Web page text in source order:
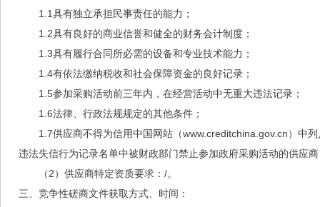
1.1具有独立承担民事责任的能力；
1.2具有良好的商业信誉和健全的财务会计制度；
1.3具有履行合同所必需的设备和专业技术能力；
1.4有依法缴纳税收和社会保障资金的良好记录；
1.5参加采购活动前三年内，在经营活动中无重大违法记录；
1.6法律、行政法规规定的其他条件；
1.7供应商不得为信用中国网站（www.creditchina.gov.cn）中
违法失信行为记录名单中被财政部门禁止参加政府采购活动的供应
（2）供应商特定资质要求： /。
三、竞争性磋商文件获取方式、时间：